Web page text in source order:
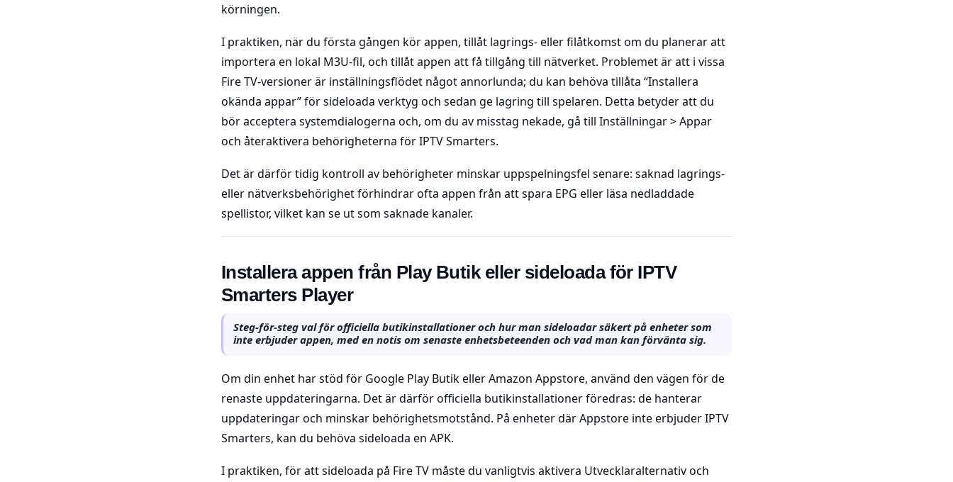
körningen.
I praktiken, när du första gången kör appen, tillåt lagrings- eller filåtkomst om du planerar att
importera en lokal M3U-fil, och tillåt appen att få tillgång till nätverket. Problemet är att i vissa
Fire TV-versioner är inställningsflödet något annorlunda; du kan behöva tillåta “Installera
okända appar” för sideloada verktyg och sedan ge lagring till spelaren. Detta betyder att du
bör acceptera systemdialogerna och, om du av misstag nekade, gå till Inställningar > Appar
och återaktivera behörigheterna för IPTV Smarters.
Det är därför tidig kontroll av behörigheter minskar uppspelningsfel senare: saknad lagrings-
eller nätverksbehörighet förhindrar ofta appen från att spara EPG eller läsa nedladdade
spellistor, vilket kan se ut som saknade kanaler.
Installera appen från Play Butik eller sideloada för IPTV
Smarters Player
Steg-för-steg val för officiella butikinstallationer och hur man sideloadar säkert på enheter som
inte erbjuder appen, med en notis om senaste enhetsbeteenden och vad man kan förvänta sig.
Om din enhet har stöd för Google Play Butik eller Amazon Appstore, använd den vägen för de
renaste uppdateringarna. Det är därför officiella butikinstallationer föredras: de hanterar
uppdateringar och minskar behörighetsmotstånd. På enheter där Appstore inte erbjuder IPTV
Smarters, kan du behöva sideloada en APK.
I praktiken, för att sideloada på Fire TV måste du vanligtvis aktivera Utvecklaralternativ och